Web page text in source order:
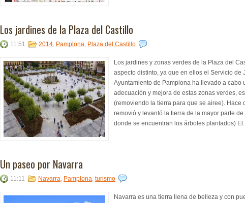
Los jardines de la Plaza del Castillo
11:51 2014, Pamplona, Plaza del Castillo
Los jardines y zonas verdes de la Plaza del
aspecto distinto, ya que en ellos el Servicio de
Ayuntamiento de Pamplona ha llevado a cabo
adecuación y mejora de estas zonas verdes,
(removiendo la tierra para que se airee). Hace
removió y levantó la tierra de la mayor parte
donde se encuentran los árboles plantados)
Un paseo por Navarra
11:11 Navarra, Pamplona, turismo
Navarra es una tierra llena de belleza y con